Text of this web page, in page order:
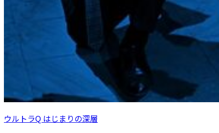
ウルトラQ はじまりの深層